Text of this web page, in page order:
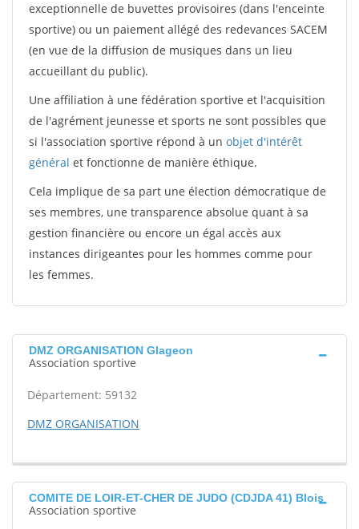
exceptionnelle de buvettes provisoires (dans l'enceinte
sportive) ou un paiement allégé des redevances SACEM
(en vue de la diffusion de musiques dans un lieu
accueillant du public).
Une affiliation à une fédération sportive et l'acquisition
de l'agrément jeunesse et sports ne sont possibles que
si l'association sportive répond à un objet d'intérêt
général et fonctionne de manière éthique.
Cela implique de sa part une élection démocratique de
ses membres, une transparence absolue quant à sa
gestion financière ou encore un égal accès aux
instances dirigeantes pour les hommes comme pour
les femmes.
DMZ ORGANISATION Glageon
Association sportive
Département: 59132
DMZ ORGANISATION
COMITE DE LOIR-ET-CHER DE JUDO (CDJDA 41) Blois
Association sportive